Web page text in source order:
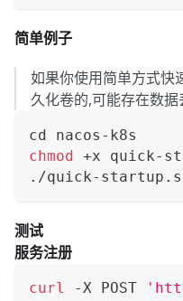
简单例子
如果你使用简单方式快
久化卷的,可能存在数据
cd nacos-k8s
chmod +x quick-
./quick-
测试
服务注册
curl -X POST